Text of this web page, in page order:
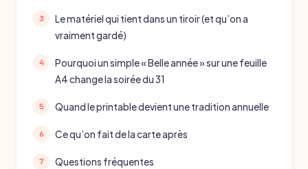
Le matériel qui tient dans un tiroir (et qu’on a
vraiment gardé)
Pourquoi un simple « Belle année » sur une feuille
A4 change la soirée du 31
Quand le printable devient une tradition annuelle
Ce qu’on fait de la carte après
Questions fréquentes